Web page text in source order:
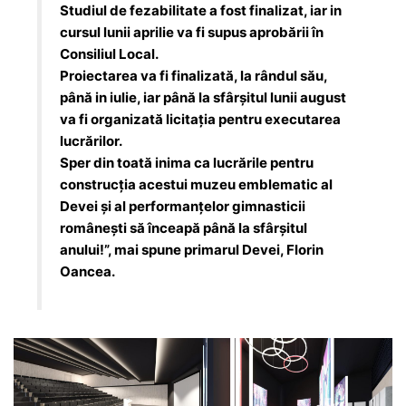
Studiul de fezabilitate a fost finalizat, iar in
cursul lunii aprilie va fi supus aprobării în
Consiliul Local.
Proiectarea va fi finalizată, la rândul său,
până in iulie, iar până la sfârșitul lunii august
va fi organizată licitația pentru executarea
lucrărilor.
Sper din toată inima ca lucrările pentru
construcția acestui muzeu emblematic al
Devei și al performanțelor gimnasticii
românești să înceapă până la sfârșitul
anului!”, mai spune primarul Devei, Florin
Oancea.